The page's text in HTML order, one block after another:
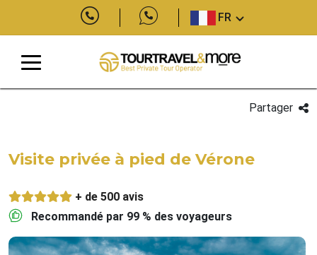
FR
Partager
Visite privée à pied de Vérone
+ de 500 avis
Recommandé par 99 % des voyageurs